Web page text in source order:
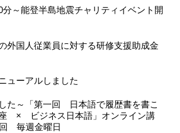
分～能登半島地震チャリティイベント開
国人従業員に対する研修支援助成金
ューアルしました
た～「第一回 日本語で履歴書を書こ
× ビジネス日本語」オンライン講
毎週金曜日